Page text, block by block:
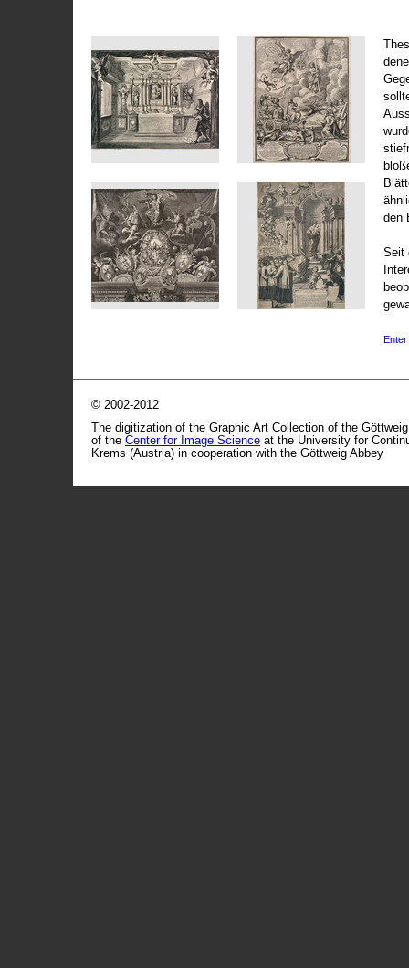
den
Seit
© 2002-2012
The digitization of the Graphic Art Collection of the
of the Center for Image Science at the University for
Krems (Austria) in cooperation with the Göttweig Abbey